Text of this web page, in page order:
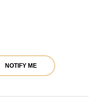
NOTIFY ME